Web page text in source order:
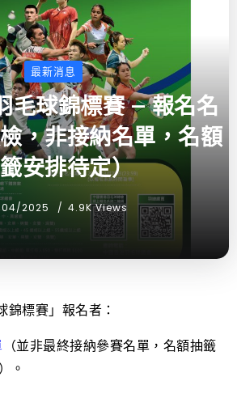
最新消息
毛球錦標賽 – 報名名
，非接納名單，名額
安排待定）
2025 4.9K Views
標賽」報名者：
（並非最終接納參賽名單，名額抽籤
。